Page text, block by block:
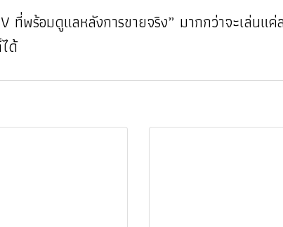
พร้อมดูแลหลังการขายจริง” มากกว่าจะเล่นแค่
ด้